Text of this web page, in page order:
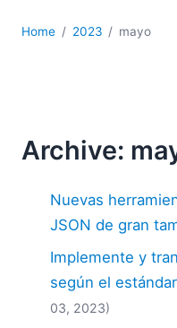
XBRL
2026
2024
2023
2022
2020
2019
Home 2023 mayo
Archive:
Nuevas
JSON de gran
Implemente y
según el
03, 2023)